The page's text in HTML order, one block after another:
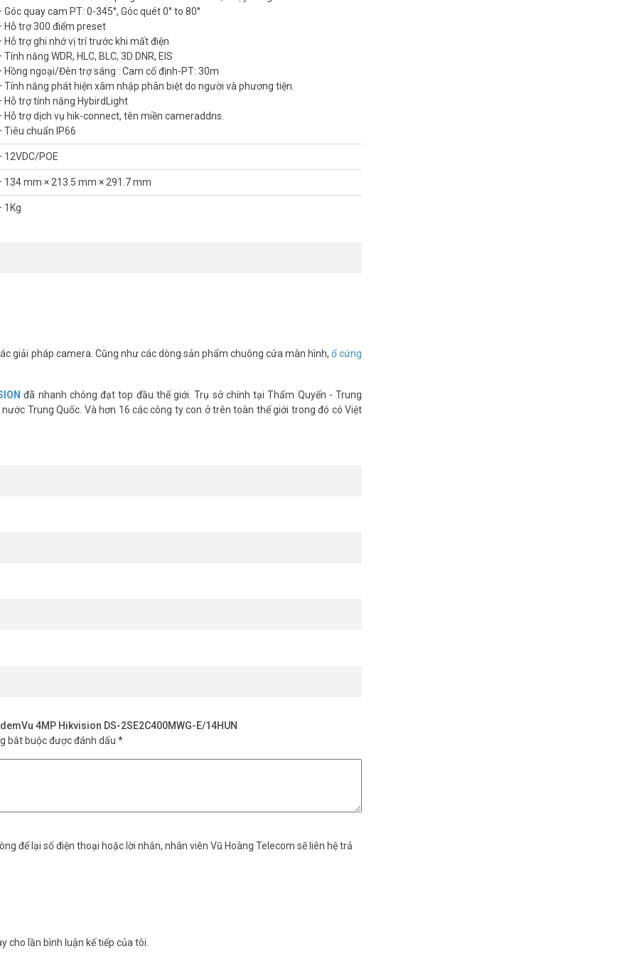
0.005 Lux. Đây là mức nhạy sáng rất cao, đồng nghĩa ghi màu ngay cả khi
chỉnh giữa đèn hồng ngoại và đèn trắng. Phạm vi chiếu sáng hiệu quả đạt 30
hỗ trợ tư vấn lắp đặt đúng nhu cầu, không mất phí khảo sát.
Linh Hoạt
16x trên camera PT. Ống kính cố định 2.8mm quan sát toàn cảnh trong khi ống
và 80° dọc, bao phủ rộng. Bạn có thể lưu đến 300 điểm preset để máy tự
mất điện. Khi điện trở lại, máy tự quay về đúng góc đang giám sát, không cần
giám sát liên tục 24/7. Bạn có thể tham khảo thêm
Báo Đúng Việc
nhiễu bởi chuyển động ngẫu nhiên khác. Tính năng WDR, HLC, BLC và 3D DNR
trên điện thoại.
tối ưu nhất.
tại Việt Nam. Hơn 16 năm hoạt động, chúng tôi đã lắp đặt hàng nghìn hệ thống
E/14HUN tại đây minh bạch, kèm bảo hành chính hãng đầy đủ. Đội
dome TandemVu 4Mp 2 Mắt Hikvision DS-
2560 × 1440@25fps
E/14HUN có mấy ống kính?
2.8mm quan sát diện rộng, một ống 8mm quay quét chi tiết. Cả hai đều cho
trắng tự bật khi cần thiết để ghi màu sắc thực trong bóng tối. Tầm sáng hiệu
Góc quay cam PT: 0-345°, Góc quét 0° to 80°
Hỗ trợ 300 điểm preset
Hỗ trợ ghi nhớ vị trí trước khi mất điện
Tính năng WDR, HLC, BLC, 3D DNR, EIS
Hồng ngoại/Đèn trợ sáng : Cam cố định-PT: 30m
Tính năng phát hiện xâm nhập phân biệt do người và phương tiện.
Hỗ trợ tính năng HybirdLight
Hỗ trợ dịch vụ hik-connect, tên miền cameraddns.
Tiêu chuẩn IP66
12VDC/POE
134 mm × 213.5 mm × 291.7 mm
1Kg
giải pháp camera. Cũng như các dòng sản phẩm chuông cửa màn hình, ổ cứng
đã nhanh chóng đạt top đầu thế giới. Trụ sở chính tại Thẩm Quyến - Trung
Trung Quốc. Và hơn 16 các công ty con ở trên toàn thế giới trong đó có Việt
4MP Hikvision DS-2SE2C400MWG-E/14HUN
bắt buộc được đánh dấu *
để lại số điện thoại hoặc lời nhắn, nhân viên Vũ Hoàng Telecom sẽ liên hệ trả
cho lần bình luận kế tiếp của tôi.